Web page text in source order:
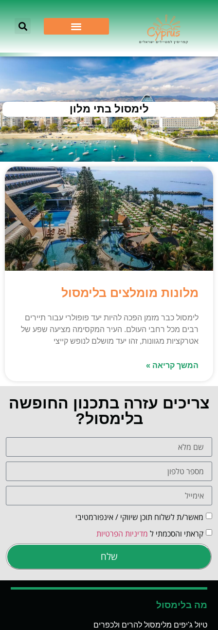
לימסול בתי מלון
מלונות מומלצים בלימסול
לימסול כבר מזמן הפכה להיות יעד פופולרי עבור תיירים
רבים מכל רחבי העולם. העיר המקסימה מציעה שפע של
אטרקציות מגוונות, זהו יעד מושלם לנופש קייצי
המשך קריאה »
צריכים עזרה בתכנון החופשה
בלימסול?
מאשר/ת לשלוח תוכן שיווקי / אינפורמטיבי
קראתי והסכמתי ל מדיניות הפרטיות
שלח
מה בלימסול
טיול ג'יפים מלימסול להרים ולכפרים